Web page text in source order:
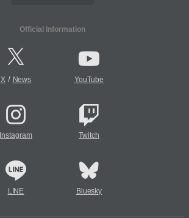
Official Information
X/ News YouTube
Instagram Twitch
LINE Bluesky